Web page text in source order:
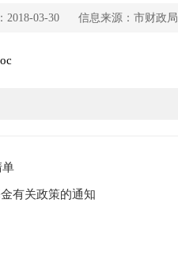
2018-03-30 信息来源：市财政局
单
有关政策的通知